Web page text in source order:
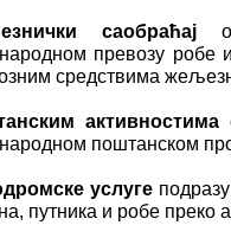
е­знич­ки са­о­бра­ћај
превозу робе
средствима
ак­тив­но­сти­ма
поштанском
услуге
путника и робе преко